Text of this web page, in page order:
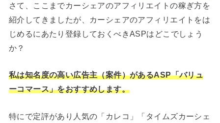
さて、ここまでカーシェアのアフィリエイトの稼ぎ方を
紹介してきましたが、カーシェアのアフィリエイトをは
じめるにあたり登録しておくべきASPはどこでしょう
か？
私は知名度の高い広告主（案件）があるASP「バリュ
ーコマース」をおすすめします。
特にで定評があり人気の「カレコ」「タイムズカーシェ